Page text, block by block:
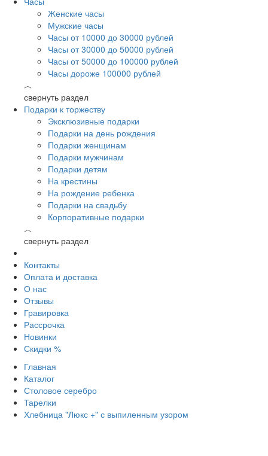
Женские часы
Мужские часы
Часы от 10000 до 30000 рублей
Часы от 30000 до 50000 рублей
Часы от 50000 до 100000 рублей
Часы дороже 100000 рублей
︿
свернуть раздел
Подарки к торжеству
Эксклюзивные подарки
Подарки на день рождения
Подарки женщинам
Подарки мужчинам
Подарки детям
На крестины
На рождение ребенка
Подарки на свадьбу
Корпоративные подарки
︿
свернуть раздел
Контакты
Оплата и доставка
О нас
Отзывы
Гравировка
Рассрочка
Новинки
Скидки %
Главная
Каталог
Столовое серебро
Тарелки
Хлебница "Люкс +" с выпиленным узором